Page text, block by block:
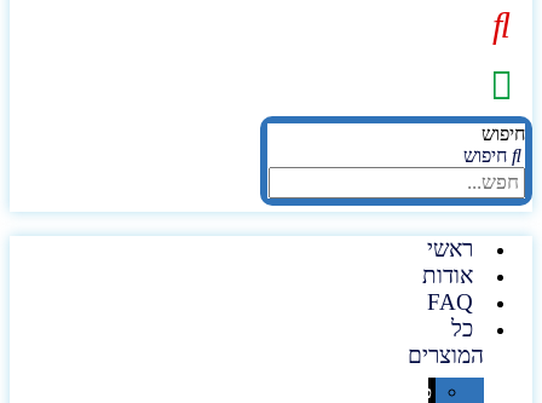
חיפוש
ראשי
אודות
FAQ
כל
המוצרים
טכנולוגיה